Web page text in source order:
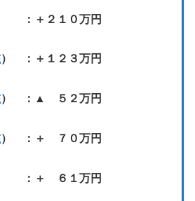
：＋２１０万円
） ：＋１２３万円
） ：▲ ５２万円
） ：＋ ７０万円
：＋ ６１万円